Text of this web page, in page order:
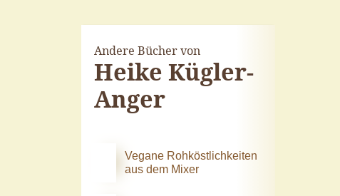
Andere Bücher von
Heike Kügler-
Anger
Vegane Rohköstlichkeiten
aus dem Mixer